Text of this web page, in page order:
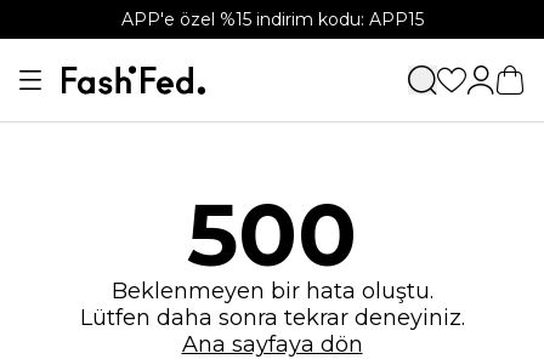
APP'e özel %15 indirim kodu: APP15
500
Beklenmeyen bir hata oluştu.
Lütfen daha sonra tekrar deneyiniz.
Ana sayfaya dön